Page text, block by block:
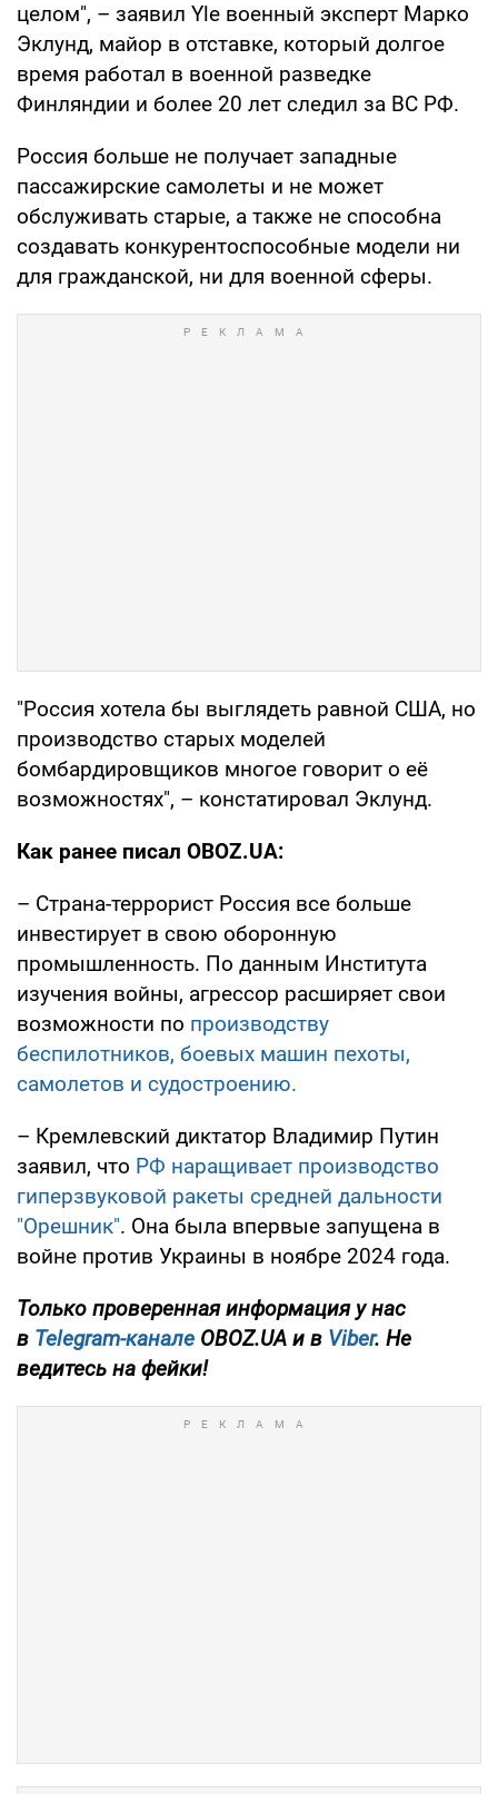
целом", – заявил Yle военный эксперт Марко
Эклунд, майор в отставке, который долгое
время работал в военной разведке
Финляндии и более 20 лет следил за ВС РФ.
Россия больше не получает западные
пассажирские самолеты и не может
обслуживать старые, а также не способна
создавать конкурентоспособные модели ни
для гражданской, ни для военной сферы.
"Россия хотела бы выглядеть равной США, но
производство старых моделей
бомбардировщиков многое говорит о её
возможностях", – констатировал Эклунд.
Как ранее писал OBOZ.UA:
– Страна-террорист Россия все больше
инвестирует в свою оборонную
промышленность. По данным Института
изучения войны, агрессор расширяет свои
возможности по производству
беспилотников, боевых машин пехоты,
самолетов и судостроению.
– Кремлевский диктатор Владимир Путин
заявил, что РФ наращивает производство
гиперзвуковой ракеты средней дальности
"Орешник". Она была впервые запущена в
войне против Украины в ноябре 2024 года.
Только проверенная информация у нас
в Telegram-канале OBOZ.UA и в Viber. Не
ведитесь на фейки!